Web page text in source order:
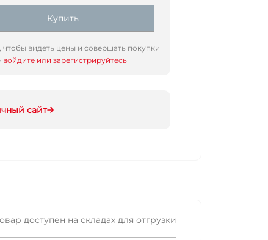
Купить
чтобы видеть цены и совершать покупки
войдите или зарегистрируйтесь
сайт
доступен на складах для отгрузки